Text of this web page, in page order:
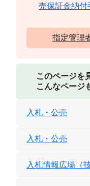
売保証金納付
指定管理
このページを
こんなページ
入札・公売
入札・公売
入札情報広場（